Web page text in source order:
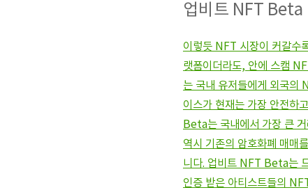
업비트 NFT Beta
이렇듯 NFT 시장이 커갈수
랫폼이더라도, 안에 스캠
는 국내 유저들에게 외국의
이스가 현재는 가장 안전하
Beta는 국내에서 가장 큰
역시 기존의 암호화폐 매매
니다. 업비트 NFT Beta는
인증 받은 아티스트들의